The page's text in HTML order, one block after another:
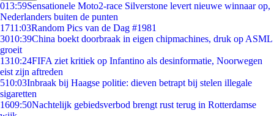
013:59Sensationele Moto2-race Silverstone levert nieuwe winnaar op,
Nederlanders buiten de punten
1711:03Random Pics van de Dag #1981
3010:39China boekt doorbraak in eigen chipmachines, druk op ASML
groeit
1310:24FIFA ziet kritiek op Infantino als desinformatie, Noorwegen
eist zijn aftreden
510:03Inbraak bij Haagse politie: dieven betrapt bij stelen illegale
sigaretten
1609:50Nachtelijk gebiedsverbod brengt rust terug in Rotterdamse